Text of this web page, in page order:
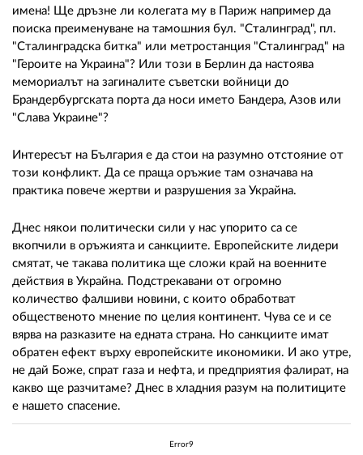
имена! Ще дръзне ли колегата му в Париж например да
поиска преименуване на тамошния бул. "Сталинград", пл.
"Сталинградска битка" или метростанция "Сталинград" на
"Героите на Украина"? Или този в Берлин да настоява
мемориалът на загиналите съветски войници до
Брандербургската порта да носи името Бандера, Азов или
"Слава Украине"?
Интересът на България е да стои на разумно отстояние от
този конфликт. Да се праща оръжие там означава на
практика повече жертви и разрушения за Украйна.
Днес някои политически сили у нас упорито са се
вкопчили в оръжията и санкциите. Европейските лидери
смятат, че такава политика ще сложи край на военните
действия в Украйна. Подстрекавани от огромно
количество фалшиви новини, с които обработват
общественото мнение по целия континент. Чува се и се
вярва на разказите на едната страна. Но санкциите имат
обратен ефект върху европейските икономики. И ако утре,
не дай Боже, спрат газа и нефта, и предприятия фалират, на
какво ще разчитаме? Днес в хладния разум на политиците
е нашето спасение.
Error9